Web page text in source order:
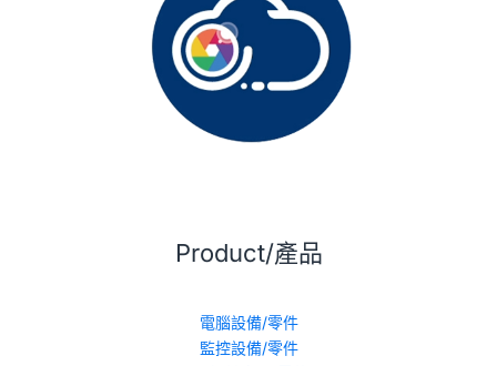
Product/產品
電腦設備/零件
監控設備/零件